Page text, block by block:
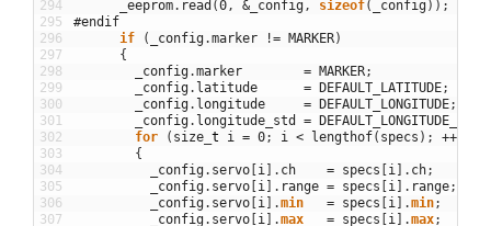
294
295
296
297
298
299
300
301
302
303
304
305
306
307
_eeprom. read (0, & _config, sizeof( _config) ) ;
#endif
if
( _config.marker != MARKER)
{
_config.marker = MARKER;
_config. latitude = DEFAULT_LATITUDE;
_config. longitude = DEFAULT_LONGITUDE;
_config. longitude_std = DEFAULT_LONGITUDE_STD
for
( size t i = 0; i < lengthof( specs ) ; ++
{
_config. servo i . ch = specs i . ch;
_config. servo i . range = specs i . range;
_config. servo i .min = specs i .min;
_config. servo i .max = specs i .max;